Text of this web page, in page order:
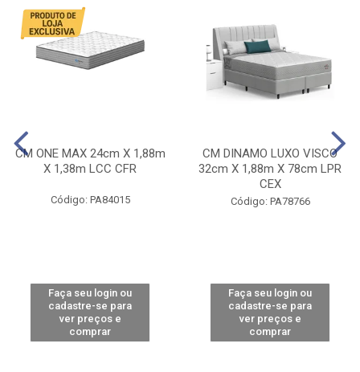
CM ONE MAX 24cm X 1,88m
X 1,38m LCC CFR
Código: PA84015
Faça seu login ou
cadastre-se para
ver preços e
comprar
CM DINAMO LUXO VISCO
32cm X 1,88m X 78cm LPR
CEX
Código: PA78766
Faça seu login ou
cadastre-se para
ver preços e
comprar